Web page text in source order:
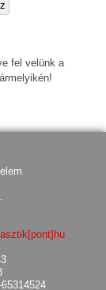
fel velünk a